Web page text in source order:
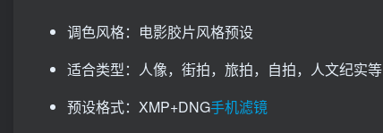
调色风格：电影胶片风格预设
适合类型：人像，街拍，旅拍，自拍，人文纪实等
预设格式：XMP+DNG手机滤镜